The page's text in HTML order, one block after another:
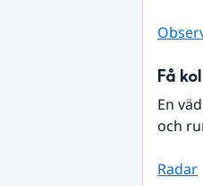
Få
En
och
Radar